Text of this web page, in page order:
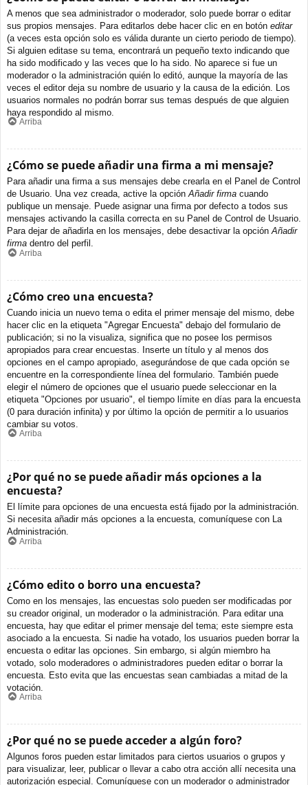
A menos que sea administrador o moderador, solo puede borrar o editar
sus propios mensajes. Para editarlos debe hacer clic en en botón editar
(a veces esta opción solo es válida durante un cierto periodo de tiempo).
Si alguien editase su tema, encontrará un pequeño texto indicando que
ha sido modificado y las veces que lo ha sido. No aparece si fue un
moderador o la administración quién lo editó, aunque la mayoría de las
veces el editor deja su nombre de usuario y la causa de la edición. Los
usuarios normales no podrán borrar sus temas después de que alguien
haya respondido al mismo.
Arriba
¿Cómo se puede añadir una firma a mi mensaje?
Para añadir una firma a sus mensajes debe crearla en el Panel de Control
de Usuario. Una vez creada, active la opciónAñadir firma cuando
publique un mensaje. Puede asignar una firma por defecto a todos sus
mensajes activando la casilla correcta en su Panel de Control de Usuario.
Para dejar de añadirla en los mensajes, debe desactivar la opciónAñadir
firma dentro del perfil.
Arriba
¿Cómo creo una encuesta?
Cuando inicia un nuevo tema o edita el primer mensaje del mismo, debe
hacer clic en la etiqueta "Agregar Encuesta" debajo del formulario de
publicación; si no la visualiza, significa que no posee los permisos
apropiados para crear encuestas. Inserte un título y al menos dos
opciones en el campo apropiado, asegurándose de que cada opción se
encuentre en la correspondiente línea del formulario. También puede
elegir el número de opciones que el usuario puede seleccionar en la
etiqueta "Opciones por usuario", el tiempo límite en días para la encuesta
(0 para duración infinita) y por último la opción de permitir a lo usuarios
cambiar su votos.
Arriba
¿Por qué no se puede añadir más opciones a la
encuesta?
El límite para opciones de una encuesta está fijado por la administración.
Si necesita añadir más opciones a la encuesta, comuníquese con La
Administración.
Arriba
¿Cómo edito o borro una encuesta?
Como en los mensajes, las encuestas solo pueden ser modificadas por
su creador original, un moderador o la administración. Para editar una
encuesta, hay que editar el primer mensaje del tema; este siempre esta
asociado a la encuesta. Si nadie ha votado, los usuarios pueden borrar la
encuesta o editar las opciones. Sin embargo, si algún miembro ha
votado, solo moderadores o administradores pueden editar o borrar la
encuesta. Esto evita que las encuestas sean cambiadas a mitad de la
votación.
Arriba
¿Por qué no se puede acceder a algún foro?
Algunos foros pueden estar limitados para ciertos usuarios o grupos y
para visualizar, leer, publicar o llevar a cabo otra acción allí necesita una
autorización especial. Comuníquese con un moderador o administrador